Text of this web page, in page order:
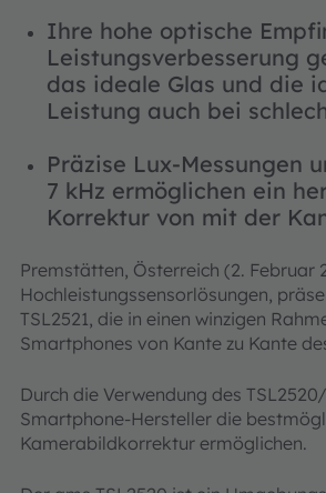
Ihre hohe optische
Leistungsverbesserung
das ideale Glas und die
Leistung auch bei
Präzise Lux-Messungen
7 kHz ermöglichen ein
Korrektur von mit der
Premstätten, Österreich (2. Februar
Hochleistungssensorlösungen,
TSL2521, die in einen winzigen
Smartphones von Kante zu Kante
Durch die Verwendung des
Smartphone-Hersteller die
Kamerabildkorrektur ermöglichen.